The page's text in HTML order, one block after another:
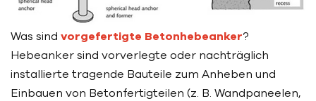
Was sind vorgefertigte Betonhebeanker?
Hebeanker sind vorverlegte oder nachträglich
installierte tragende Bauteile zum Anheben und
Einbauen von Betonfertigteilen (z. B. Wandpaneelen,